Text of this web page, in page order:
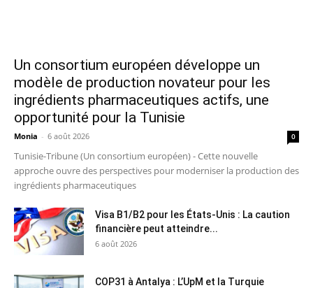
Un consortium européen développe un
modèle de production novateur pour les
ingrédients pharmaceutiques actifs, une
opportunité pour la Tunisie
Monia - 6 août 2026 0
Tunisie-Tribune (Un consortium européen) - Cette nouvelle
approche ouvre des perspectives pour moderniser la production des
ingrédients pharmaceutiques
Visa B1/B2 pour les États-Unis : La caution
financière peut atteindre...
6 août 2026
COP31 à Antalya : L’UpM et la Turquie